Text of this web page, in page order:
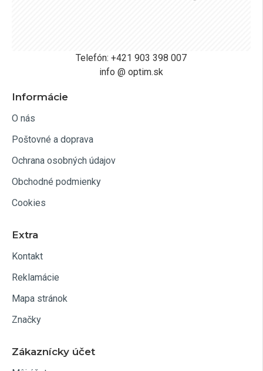
Telefón: +421 903 398 007
info @ optim.sk
Informácie
O nás
Poštovné a doprava
Ochrana osobných údajov
Obchodné podmienky
Cookies
Extra
Kontakt
Reklamácie
Mapa stránok
Značky
Zákaznícky účet